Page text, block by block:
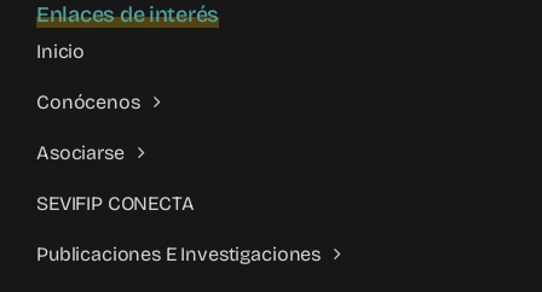
Enlaces de interés
Inicio
Conócenos
Asociarse
SEVIFIP CONECTA
Publicaciones E Investigaciones